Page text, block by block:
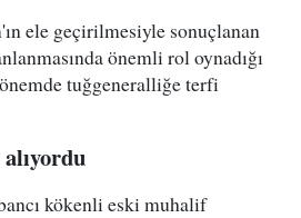
ele geçirilmesiyle sonuçlanan
önemli rol oynadığı
tuğgeneralliğe terfi
kökenli eski muhalif